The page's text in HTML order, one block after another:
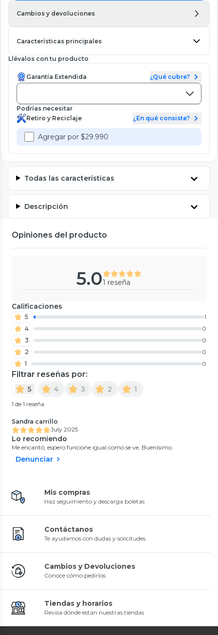
Cambios y devoluciones
Características principales
Llévalos con tu producto
Garantía Extendida ¿Qué cubre?
Podrías necesitar
Retiro y Reciclaje
¿En qué consiste?
Agregar por $29.990
Todas las características
Descripción
Opiniones del producto
5.01 reseña
Calificaciones
5
1
4
0
3
0
2
0
1
0
Filtrar reseñas por:
5 4 3 2 1
1 de 1 reseña
Sandra carrillo
July 2025
Lo recomiendo
Me encantó, espero funcione igual como se ve. Buenísimo.
Denunciar
Mis compras
Haz seguimiento y descarga boletas
Contáctanos
Te ayudamos con dudas y solicitudes
Cambios y Devoluciones
Conoce cómo pedirlos
Tiendas y horarios
Revisa dónde están nuestras tiendas